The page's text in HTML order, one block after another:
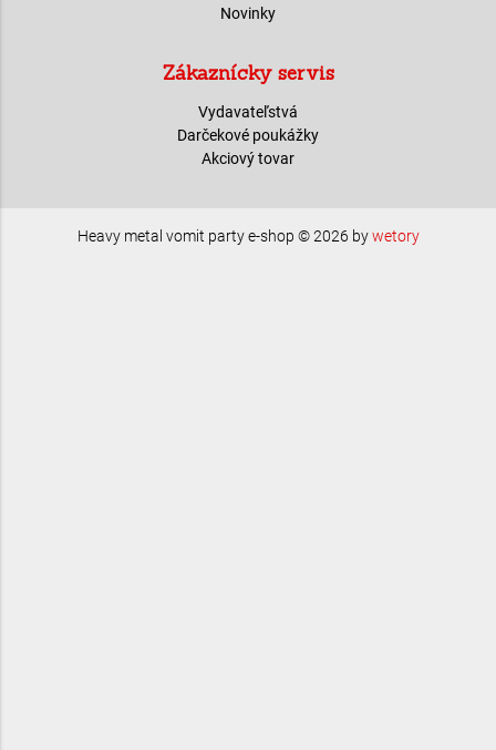
Novinky
Zákaznícky servis
Vydavateľstvá
Darčekové poukážky
Akciový tovar
Heavy metal vomit party e-shop © 2026 bywetory